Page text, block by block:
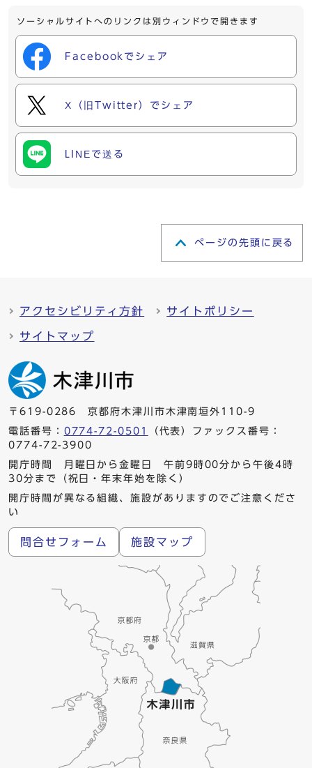
ソーシャルサイトへのリンクは別ウィンドウで開きます
Facebookでシェア
X（旧Twitter）でシェア
LINEで送る
ページの先頭に戻る
アクセシビリティ方針 サイトポリシー
サイトマップ
〒619-0286 京都府木津川市木津南垣外110-9
電話番号： 0774-72-0501
（代表）ファックス番号：
0774-72-3900
開庁時間 月曜日から金曜日 午前9時00分から午後4時
30分まで（祝日・年末年始を除く）
開庁時間が異なる組織、施設がありますのでご注意くださ
い
問合せフォーム 施設マップ